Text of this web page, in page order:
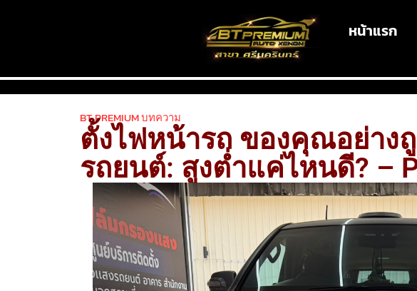
หน้าแรก
BT PREMIUM บทความ
ตั้งไฟหน้ารถ ของคุณอย่าง
รถยนต์: สูงต่ำแค่ไหนดี? –